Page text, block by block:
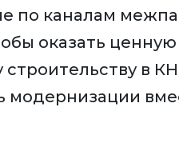
по каналам
оказать
строительству в
модернизации